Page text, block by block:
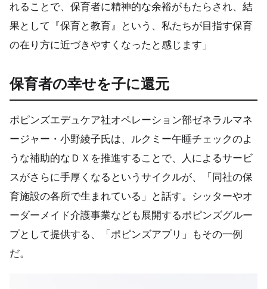
れることで、保育者に精神的な余裕がもたらされ、結
果として『保育と教育』という、私たちが目指す保育
の在り方に近づきやすくなったと感じます」
保育者の幸せを子に還元
ポピンズエデュケア社オペレーション部ゼネラルマネ
ージャー・小野綾子氏は、ルクミー午睡チェックのよ
うな補助的なＤＸを推進することで、人によるサービ
スがさらに手厚くなるというサイクルが、「同社の保
育施設の各所で生まれている」と話す。シッターやオ
ーダーメイド介護事業なども展開するポピンズグルー
プとして提供する、「ポピンズアプリ」もその一例
だ。